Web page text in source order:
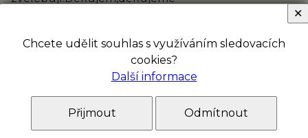
Bylo to tu úžasné a taky krásné
Smítkovi 24.7.2017
Chcete udělit souhlas s využíváním sledovacích
cookies?
Další informace
Přijmout Odmítnout
✕